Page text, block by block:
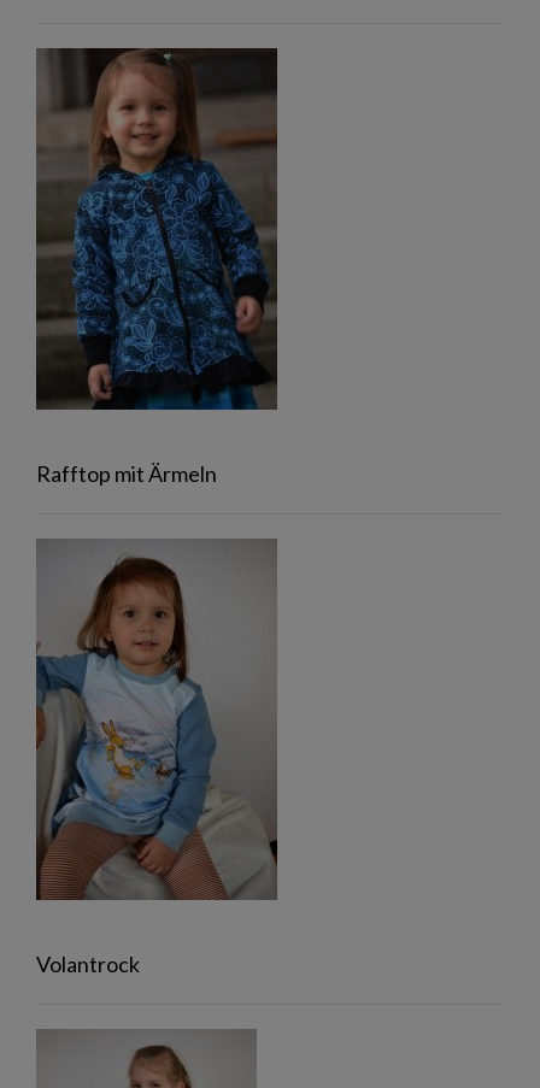
Rafftop mit Ärmeln
Volantrock